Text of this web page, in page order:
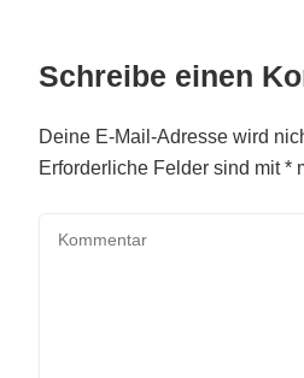
Schreibe einen
Deine E-Mail-Adresse wird
Erforderliche Felder sind mit*